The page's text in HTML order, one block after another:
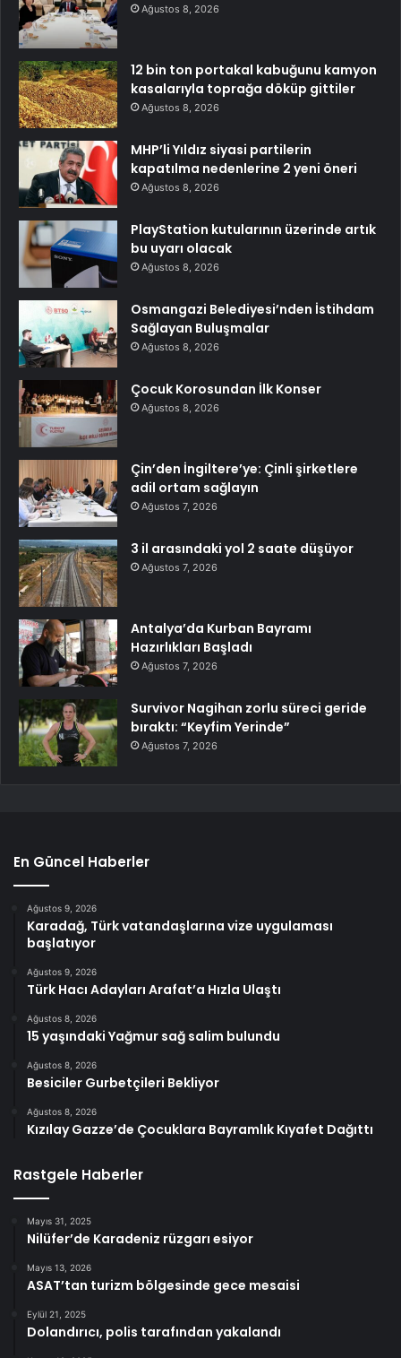
Ağustos 8, 2026
12 bin ton portakal kabuğunu kamyon
kasalarıyla toprağa döküp gittiler
Ağustos 8, 2026
MHP’li Yıldız siyasi partilerin
kapatılma nedenlerine 2 yeni öneri
Ağustos 8, 2026
PlayStation kutularının üzerinde artık
bu uyarı olacak
Ağustos 8, 2026
Osmangazi Belediyesi’nden İstihdam
Sağlayan Buluşmalar
Ağustos 8, 2026
Çocuk Korosundan İlk Konser
Ağustos 8, 2026
Çin’den İngiltere’ye: Çinli şirketlere
adil ortam sağlayın
Ağustos 7, 2026
3 il arasındaki yol 2 saate düşüyor
Ağustos 7, 2026
Antalya’da Kurban Bayramı
Hazırlıkları Başladı
Ağustos 7, 2026
Survivor Nagihan zorlu süreci geride
bıraktı: “Keyfim Yerinde”
Ağustos 7, 2026
En Güncel Haberler
Ağustos 9, 2026
Karadağ, Türk vatandaşlarına vize uygulaması
başlatıyor
Ağustos 9, 2026
Türk Hacı Adayları Arafat’a Hızla Ulaştı
Ağustos 8, 2026
15 yaşındaki Yağmur sağ salim bulundu
Ağustos 8, 2026
Besiciler Gurbetçileri Bekliyor
Ağustos 8, 2026
Kızılay Gazze’de Çocuklara Bayramlık Kıyafet Dağıttı
Rastgele Haberler
Mayıs 31, 2025
Nilüfer’de Karadeniz rüzgarı esiyor
Mayıs 13, 2026
ASAT’tan turizm bölgesinde gece mesaisi
Eylül 21, 2025
Dolandırıcı, polis tarafından yakalandı